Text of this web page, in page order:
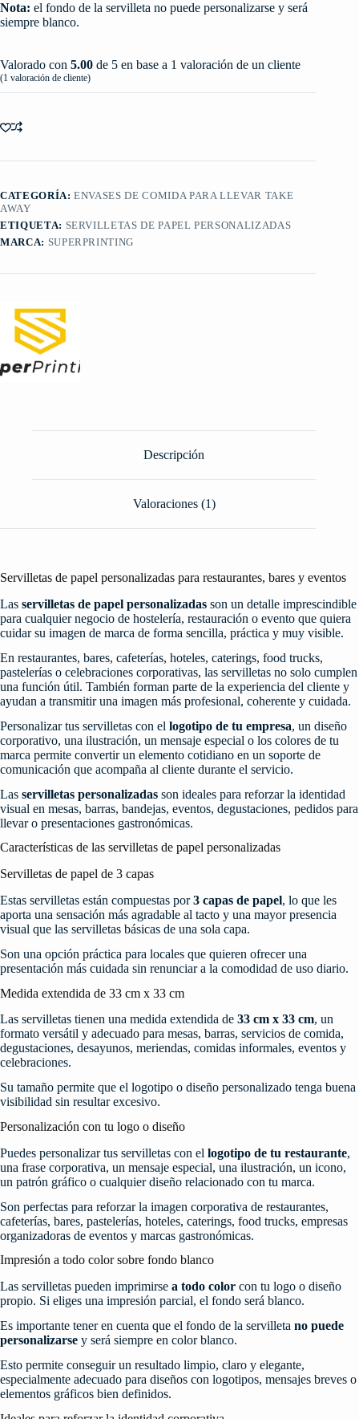
Nota: el fondo de la servilleta no puede personalizarse y será
siempre blanco.
Valorado con 5.00 de 5 en base a 1 valoración de un cliente
(1 valoración de cliente)
CATEGORÍA:ENVASES DE COMIDA PARA LLEVAR TAKE
AWAY
ETIQUETA: SERVILLETAS DE PAPEL PERSONALIZADAS
MARCA: SUPERPRINTING
Descripción
Valoraciones (1)
Servilletas de papel personalizadas para restaurantes, bares y eventos
Las servilletas de papel personalizadas son un detalle imprescindible
para cualquier negocio de hostelería, restauración o evento que quiera
cuidar su imagen de marca de forma sencilla, práctica y muy visible.
En restaurantes, bares, cafeterías, hoteles, caterings, food trucks,
pastelerías o celebraciones corporativas, las servilletas no solo cumplen
una función útil. También forman parte de la experiencia del cliente y
ayudan a transmitir una imagen más profesional, coherente y cuidada.
Personalizar tus servilletas con el logotipo de tu empresa, un diseño
corporativo, una ilustración, un mensaje especial o los colores de tu
marca permite convertir un elemento cotidiano en un soporte de
comunicación que acompaña al cliente durante el servicio.
Las servilletas personalizadas son ideales para reforzar la identidad
visual en mesas, barras, bandejas, eventos, degustaciones, pedidos para
llevar o presentaciones gastronómicas.
Características de las servilletas de papel personalizadas
Servilletas de papel de 3 capas
Estas servilletas están compuestas por3 capas de papel, lo que les
aporta una sensación más agradable al tacto y una mayor presencia
visual que las servilletas básicas de una sola capa.
Son una opción práctica para locales que quieren ofrecer una
presentación más cuidada sin renunciar a la comodidad de uso diario.
Medida extendida de 33 cm x 33 cm
Las servilletas tienen una medida extendida de 33 cm x 33 cm, un
formato versátil y adecuado para mesas, barras, servicios de comida,
degustaciones, desayunos, meriendas, comidas informales, eventos y
celebraciones.
Su tamaño permite que el logotipo o diseño personalizado tenga buena
visibilidad sin resultar excesivo.
Personalización con tu logo o diseño
Puedes personalizar tus servilletas con el logotipo de tu restaurante,
una frase corporativa, un mensaje especial, una ilustración, un icono,
un patrón gráfico o cualquier diseño relacionado con tu marca.
Son perfectas para reforzar la imagen corporativa de restaurantes,
cafeterías, bares, pastelerías, hoteles, caterings, food trucks, empresas
organizadoras de eventos y marcas gastronómicas.
Impresión a todo color sobre fondo blanco
Las servilletas pueden imprimirse a todo color con tu logo o diseño
propio. Si eliges una impresión parcial, el fondo será blanco.
Es importante tener en cuenta que el fondo de la servilleta no puede
personalizarse y será siempre en color blanco.
Esto permite conseguir un resultado limpio, claro y elegante,
especialmente adecuado para diseños con logotipos, mensajes breves o
elementos gráficos bien definidos.